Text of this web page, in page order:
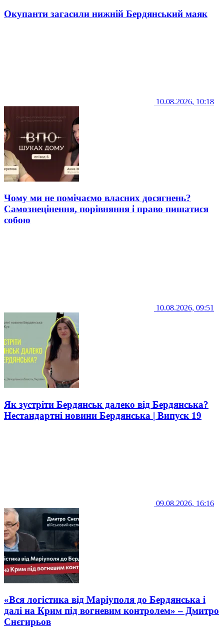
Окупанти загасили нижній Бердянський маяк
10.08.2026, 10:18
Чому ми не помічаємо власних досягнень?
Самознецінення, порівняння і право пишатися
собою
10.08.2026, 09:51
Як зустріти Бердянськ далеко від Бердянська?
Нестандартні новини Бердянська | Випуск 19
09.08.2026, 16:16
«Вся логістика від Маріуполя до Бердянська і
далі на Крим під вогневим контролем» – Дмитро
Снєгирьов